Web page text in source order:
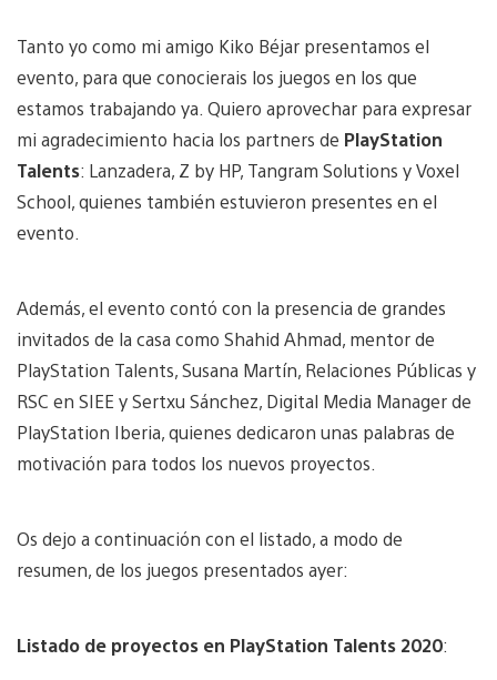
Tanto yo como mi amigo Kiko Béjar presentamos el
evento, para que conocierais los juegos en los que
estamos trabajando ya. Quiero aprovechar para expresar
mi agradecimiento hacia los partners de PlayStation
Talents: Lanzadera, Z by HP, Tangram Solutions y Voxel
School, quienes también estuvieron presentes en el
evento.
Además, el evento contó con la presencia de grandes
invitados de la casa como Shahid Ahmad, mentor de
PlayStation Talents, Susana Martín, Relaciones Públicas y
RSC en SIEE y Sertxu Sánchez, Digital Media Manager de
PlayStation Iberia, quienes dedicaron unas palabras de
motivación para todos los nuevos proyectos.
Os dejo a continuación con el listado, a modo de
resumen, de los juegos presentados ayer:
Listado de proyectos en PlayStation Talents 2020: